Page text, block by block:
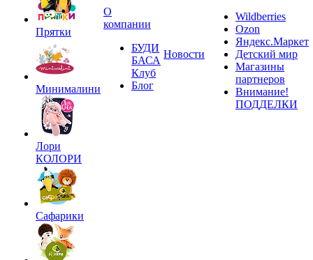
Прятки
Минималини
Лори
КОЛОРИ
Сафарики
О
компании
БУДИ
БАСА
Клуб
Блог
Новости
Wildberries
Ozon
Яндекс.Маркет
Детский мир
Магазины
партнеров
Внимание!
ПОДДЕЛКИ